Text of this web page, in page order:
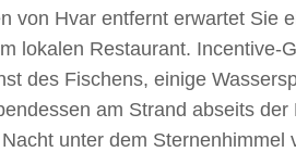
von Hvar entfernt erwartet Sie
lokalen Restaurant. Incentive-
des Fischens, einige
am Strand abseits
unter dem Sternenhimmel